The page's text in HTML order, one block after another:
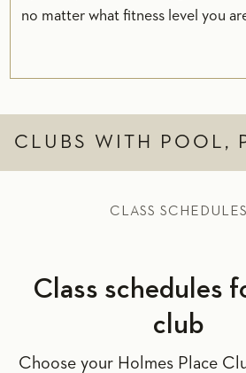
no matter what fitness level you
CLUBS WITH POOL,
CLASS SCHEDULES
Class schedules
club
Choose your Holmes Place